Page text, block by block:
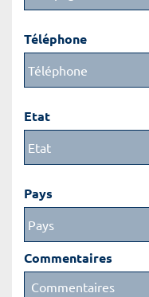
Téléphone
Etat
Pays
Commentaires